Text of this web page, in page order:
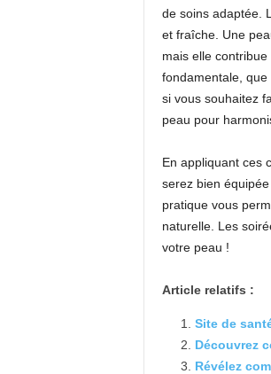
de soins adaptée.
et fraîche. Une
mais elle
fondamentale, que
si vous souhaitez
peau pour
En appliquant ces
serez bien
pratique vous
naturelle. Les
votre peau !
Article relatifs :
Site de
Découvrez
Révélez